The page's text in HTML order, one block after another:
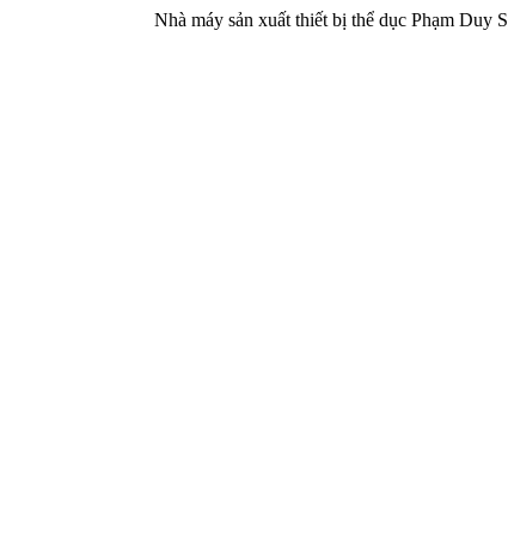
Nhà máy sản xuất thiết bị thể dục Phạm Duy Sport